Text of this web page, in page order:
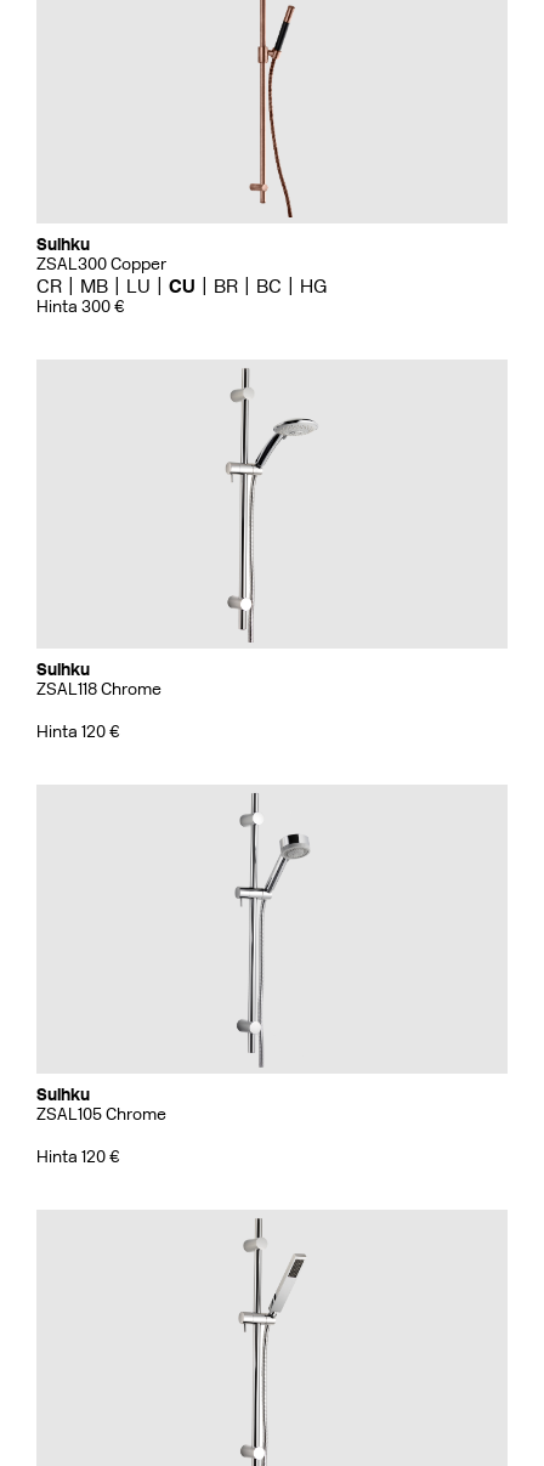
Suihku
ZSAL300 Copper
CR MB LU CU BR BC HG
Hinta 300 €
Suihku
ZSAL118 Chrome
Hinta 120 €
Suihku
ZSAL105 Chrome
Hinta 120 €